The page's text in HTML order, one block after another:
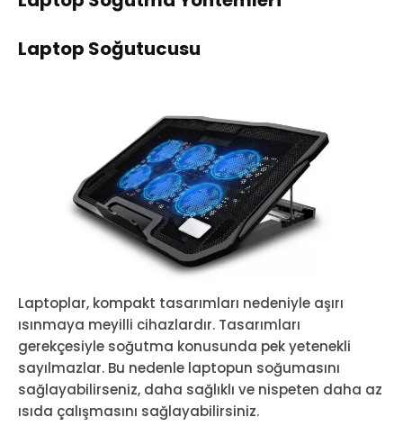
Laptop Soğutucusu
Laptoplar, kompakt tasarımları nedeniyle aşırı
ısınmaya meyilli cihazlardır. Tasarımları
gerekçesiyle soğutma konusunda pek yetenekli
sayılmazlar. Bu nedenle laptopun soğumasını
sağlayabilirseniz, daha sağlıklı ve nispeten daha az
ısıda çalışmasını sağlayabilirsiniz.